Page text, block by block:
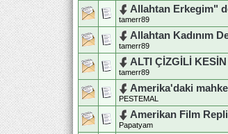
Allahtan Erkegim"
tamerr89
Allahtan Kadınım
tamerr89
ALTI ÇİZGİLİ
tamerr89
Amerika'daki
PESTEMAL
Amerikan Film
Papatyam